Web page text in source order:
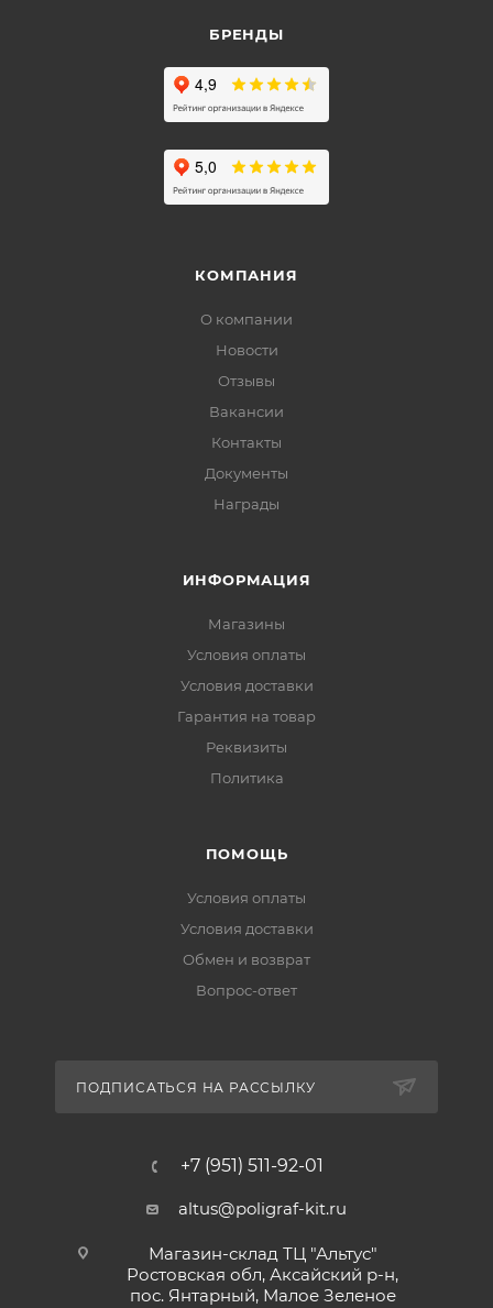
БРЕНДЫ
КОМПАНИЯ
О компании
Новости
Отзывы
Вакансии
Контакты
Документы
Награды
ИНФОРМАЦИЯ
Магазины
Условия оплаты
Условия доставки
Гарантия на товар
Реквизиты
Политика
ПОМОЩЬ
Условия оплаты
Условия доставки
Обмен и возврат
Вопрос-ответ
ПОДПИСАТЬСЯ НА РАССЫЛКУ
+7 (951) 511-92-01
altus@poligraf-kit.ru
Магазин-склад ТЦ "Альтус"
Ростовская обл, Аксайский р-н,
пос. Янтарный, Малое Зеленое